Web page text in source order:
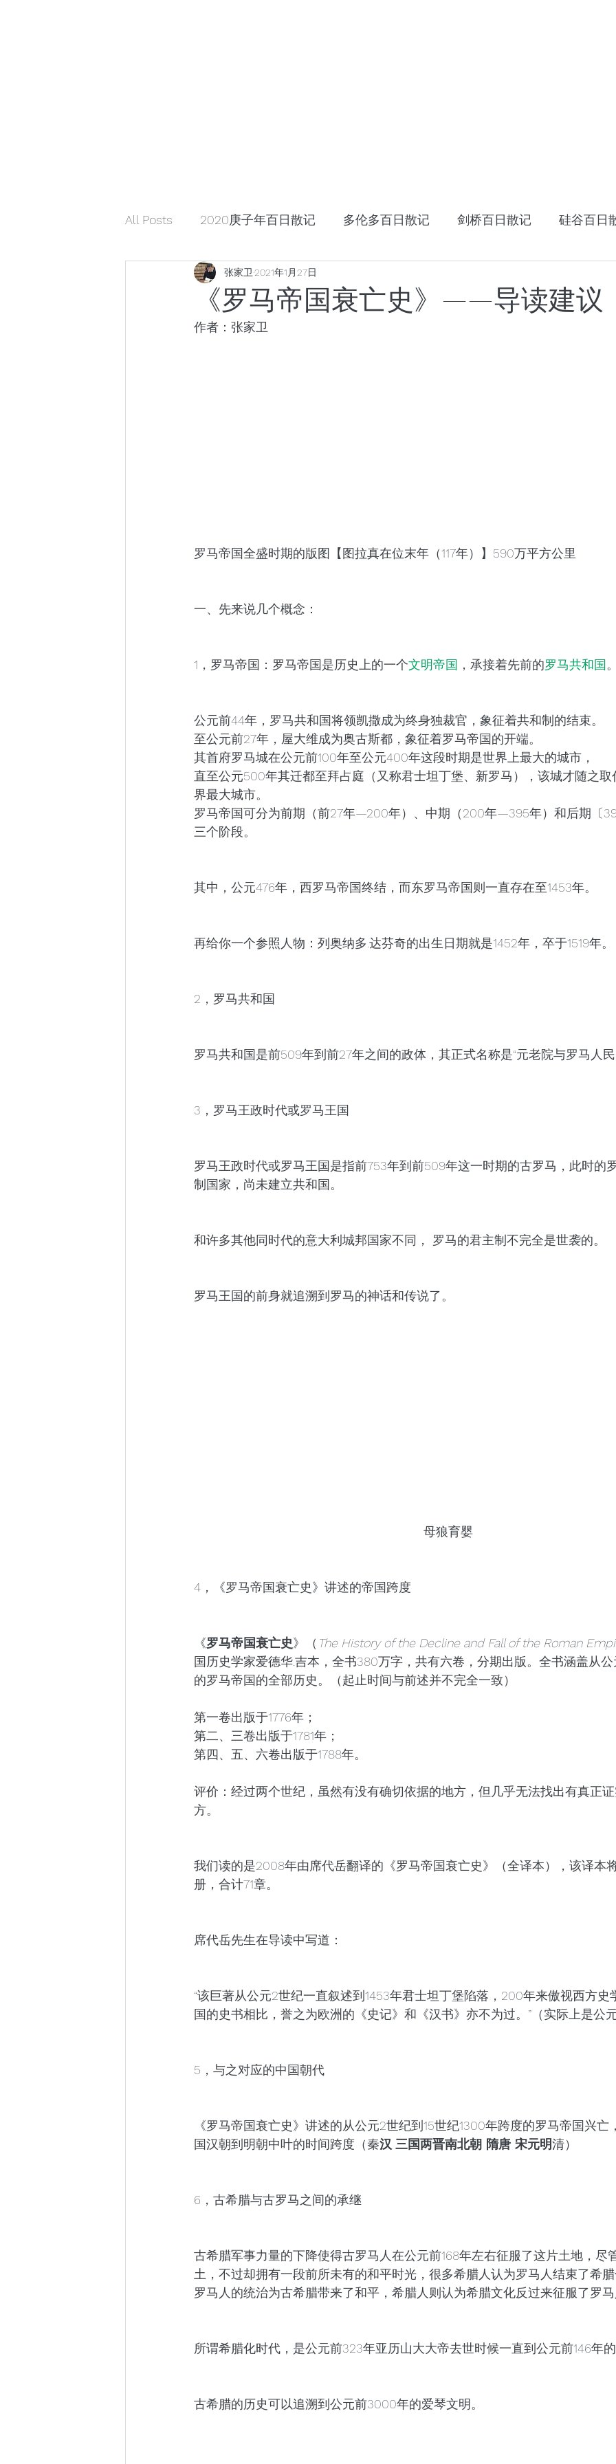
All Posts 2020庚子年百日散记 多伦多百日散记 剑桥百日散记 硅谷百日
解读星云大师《幸福箴言》
小众社群 跨年演讲
《罗马帝国衰亡史》——导读建议
张家卫 2021年1月27日
作者：张家卫
罗马帝国全盛时期的版图【图拉真在位末年（117年）】590万平方公里
一、先来说几个概念：
1，罗马帝国：罗马帝国是历史上的一个文明帝国 ，承接着先前的罗马共和国。
公元前44年，罗马共和国将领凯撒成为终身独裁官，象征着共和制的结束。
至公元前27年，屋大维成为奥古斯都，象征着罗马帝国的开端。
其首府罗马城在公元前100年至公元400年这段时期是世界上最大的城市，
直至公元500年其迁都至拜占庭（又称君士坦丁堡、新罗马），该城才随之
界最大城市。
罗马帝国可分为前期（前27年—200年）、中期（200年—395年）和后期〔
三个阶段。
其中，公元476年，西罗马帝国终结，而东罗马帝国则一直存在至1453年。
再给你一个参照人物：列奥纳多.达芬奇的出生日期就是1452年，卒于1519年。
2，罗马共和国
罗马共和国是前509年到前27年之间的政体，其正式名称是“元老院与罗马人民”
3，罗马王政时代或罗马王国
罗马王政时代或罗马王国是指前753年到前509年这一时期的古罗马，此时的
制国家，尚未建立共和国。
和许多其他同时代的意大利城邦国家不同， 罗马的君主制不完全是世袭的。
罗马王国的前身就追溯到罗马的神话和传说了。
母狼育婴
4，《罗马帝国衰亡史》讲述的帝国跨度
《罗马帝国衰亡史》（ The History of the Decline and Fall of the Roman
国历史学家爱德华.吉本，全书380万字，共有六卷，分期出版。全书涵盖从
的罗马帝国的全部历史。（起止时间与前述并不完全一致）
第一卷出版于1776年；
第二、三卷出版于1781年；
第四、五、六卷出版于1788年。
评价：经过两个世纪，虽然有没有确切依据的地方，但几乎无法找出有真正
方。
我们读的是2008年由席代岳翻译的《罗马帝国衰亡史》（全译本），该译本
册，合计71章。
席代岳先生在导读中写道：
“该巨著从公元2世纪一直叙述到1453年君士坦丁堡陷落，200年来傲视西方史
国的史书相比，誉之为欧洲的《史记》和《汉书》亦不为过。”（实际上是公元
5，与之对应的中国朝代
《罗马帝国衰亡史》讲述的从公元2世纪到15世纪1300年跨度的罗马帝国兴亡
国汉朝到明朝中叶的时间跨度（秦汉 三国两晋南北朝 隋唐 宋元明清）
6，古希腊与古罗马之间的承继
古希腊军事力量的下降使得古罗马人在公元前168年左右征服了这片土地，尽
土，不过却拥有一段前所未有的和平时光，很多希腊人认为罗马人结束了希腊
罗马人的统治为古希腊带来了和平，希腊人则认为希腊文化反过来征服了罗马
所谓希腊化时代，是公元前323年亚历山大大帝去世时候一直到公元前146年的
古希腊的历史可以追溯到公元前3000年的爱琴文明。